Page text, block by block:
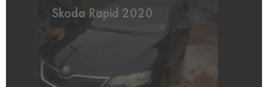
Skoda Rapid 2020